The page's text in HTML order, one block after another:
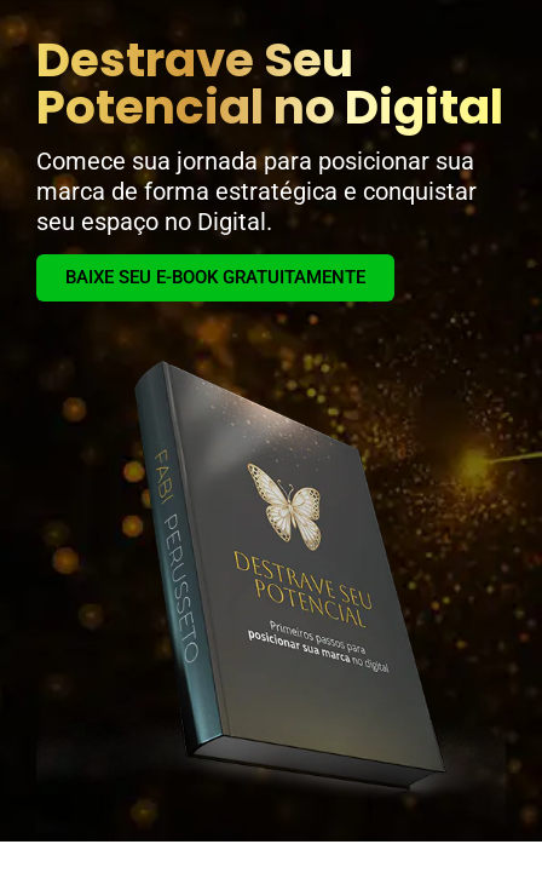
Destrave Seu
Potencial no Digital
Comece sua jornada para posicionar sua
marca de forma estratégica e conquistar
seu espaço no Digital.
BAIXE SEU E-BOOK GRATUITAMENTE